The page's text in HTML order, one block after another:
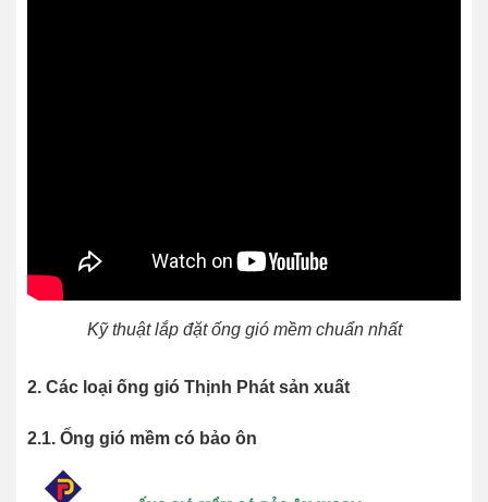
Kỹ thuật lắp đặt ống gió mềm chuẩn nhất
2. Các loại ống gió Thịnh Phát sản xuất
2.1. Ống gió mềm có bảo ôn